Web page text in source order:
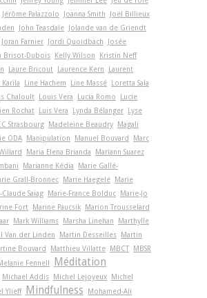
Jérôme Palazzolo Joanna Smith
Joël Billieux
John Teasdale
Jolande van de Griendt
Joran Farnier Jordi Quoidbach
Josée
Brisot-Dubois Kelly Wilson
Kristin Neff
Laure Bricout Laurence Kern
Laurent
Karila Line Hachem Line Massé
Loretta Sala
Chaloult Louis Vera Lucia Romo
Lucie
Rochat Luis Vera Lynda Bélanger
Lyse
Strasbourg Madeleine Beaudry
Magali
ODA Manipulation Manuel Bouvard
Marc
Maria Elena Brianda
Mariann Suarez
Marianne Kédia
Marie Gallé-
Grall-Bronnec Marie Haegelé
Marie
Claude Saiag Marie-France Bolduc
Marie-Jo
Fort Marine Paucsik
Marion Trousselard
Mark Williams Marsha Linehan
Marthylle
Van der Linden Martin Desseilles
Martin
Bouvard Matthieu Villatte MBCT
MBSR
Fennell Méditation
Michael Addis Michel Lejoyeux
Michel
Ylieff Mindfulness
Mohamed-Ali